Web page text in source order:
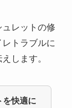
レットの修
トラブルに
します。
を快適に